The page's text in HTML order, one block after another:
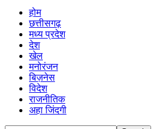
होम
छत्तीसगढ़
मध्य प्रदेश
देश
खेल
मनोरंजन
बिज़नेस
विदेश
राजनीतिक
अहा जिंदगी